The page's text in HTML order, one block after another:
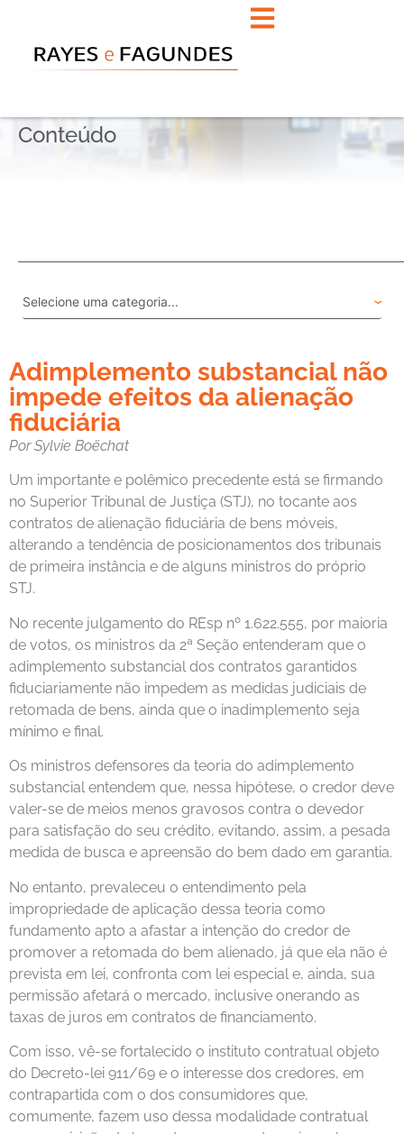
Conteúdo
Adimplemento substancial não
impede efeitos da alienação
fiduciária
Por Sylvie Boëchat
Um importante e polêmico precedente está se firmando
no Superior Tribunal de Justiça (STJ), no tocante aos
contratos de alienação fiduciária de bens móveis,
alterando a tendência de posicionamentos dos tribunais
de primeira instância e de alguns ministros do próprio
STJ.
No recente julgamento do REsp nº 1.622.555, por maioria
de votos, os ministros da 2ª Seção entenderam que o
adimplemento substancial dos contratos garantidos
fiduciariamente não impedem as medidas judiciais de
retomada de bens, ainda que o inadimplemento seja
mínimo e final.
Os ministros defensores da teoria do adimplemento
substancial entendem que, nessa hipótese, o credor deve
valer-se de meios menos gravosos contra o devedor
para satisfação do seu crédito, evitando, assim, a pesada
medida de busca e apreensão do bem dado em garantia.
No entanto, prevaleceu o entendimento pela
impropriedade de aplicação dessa teoria como
fundamento apto a afastar a intenção do credor de
promover a retomada do bem alienado, já que ela não é
prevista em lei, confronta com lei especial e, ainda, sua
permissão afetará o mercado, inclusive onerando as
taxas de juros em contratos de financiamento.
Com isso, vê-se fortalecido o instituto contratual objeto
do Decreto-lei 911/69 e o interesse dos credores, em
contrapartida com o dos consumidores que,
comumente, fazem uso dessa modalidade contratual